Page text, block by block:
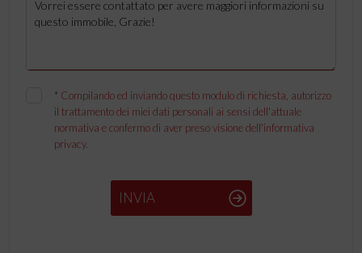
* Compilando ed inviando questo modulo di richiesta, autorizzo
il trattamento dei miei dati personali ai sensi dell'attuale
normativa e confermo di aver preso visione dell'informativa
privacy.
INVIA